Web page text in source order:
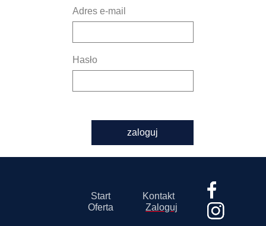
Adres e-mail
Hasło
zaloguj
Start
Kontakt
Oferta
Zaloguj